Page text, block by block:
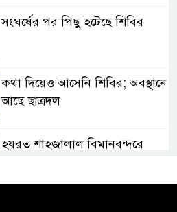
সংঘর্ষের পর পিছু হটেছে শিবির
কথা দিয়েও আসেনি শিবির; অবস্থানে
আছে ছাত্রদল
হযরত শাহজালাল বিমানবন্দরে